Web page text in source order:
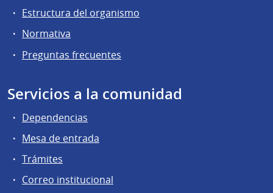
Estructura del organismo
Normativa
Preguntas frecuentes
Servicios a la comunidad
Dependencias
Mesa de entrada
Trámites
Correo institucional